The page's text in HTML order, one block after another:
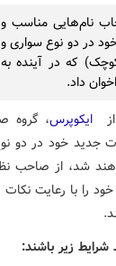
نام‌هایی مناسب و
در دو نوع سواری و
که در آینده به
داد.
ایکوپرس، گروه
جدید خود در دو
شد، از صاحب
شرایط زیر باشند: